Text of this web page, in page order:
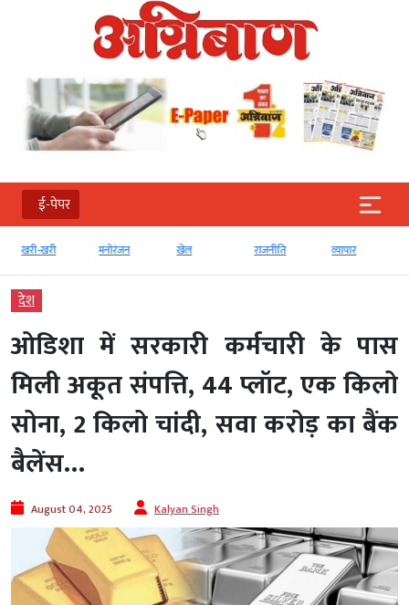
ई-पेपर
खरी-खरी मनोरंजन खेल राजनीति व्‍यापार
देश
ओडिशा में सरकारी कर्मचारी के पास
मिली अकूत संपत्ति, 44 प्लॉट, एक किलो
सोना, 2 किलो चांदी, सवा करोड़ का बैंक
बैलेंस…
August 04, 2025 Kalyan Singh